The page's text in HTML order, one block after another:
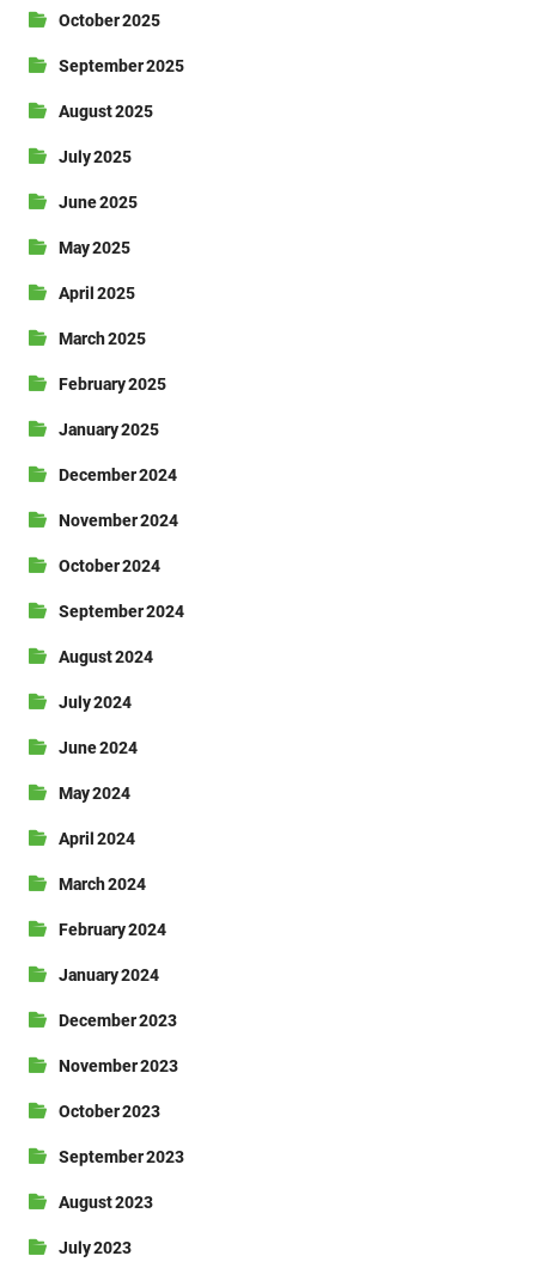
October 2025
September 2025
August 2025
July 2025
June 2025
May 2025
April 2025
March 2025
February 2025
January 2025
December 2024
November 2024
October 2024
September 2024
August 2024
July 2024
June 2024
May 2024
April 2024
March 2024
February 2024
January 2024
December 2023
November 2023
October 2023
September 2023
August 2023
July 2023